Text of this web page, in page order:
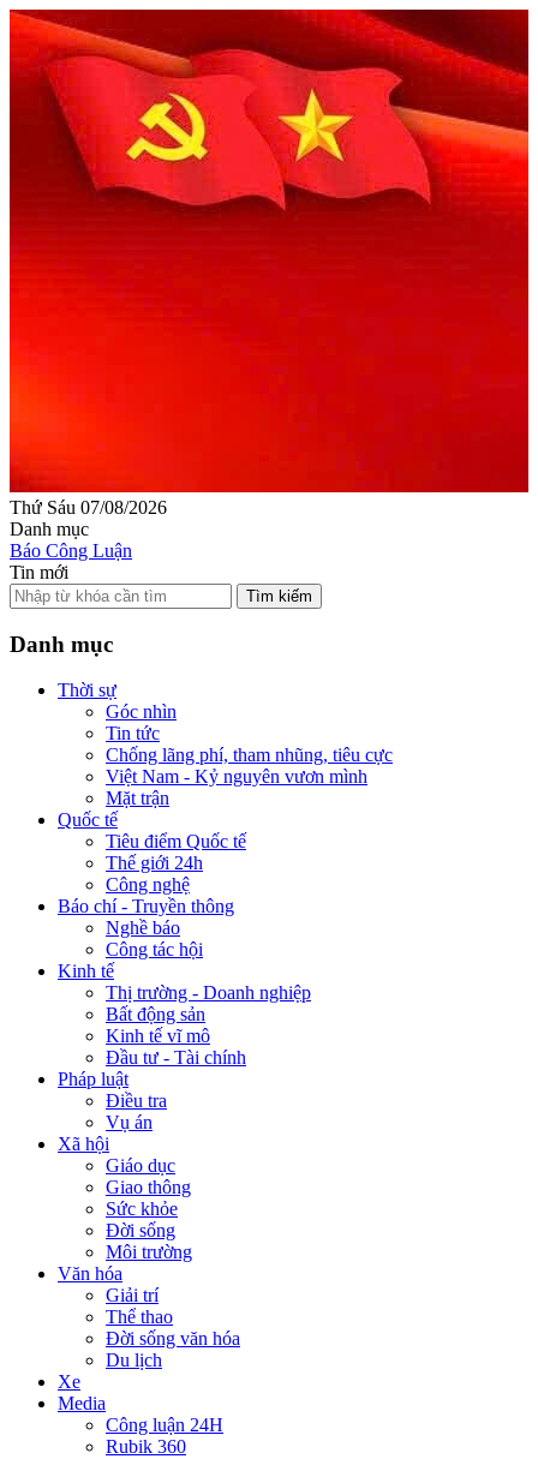
Thứ Sáu 07/08/2026
Danh mục
Báo Công Luận
Tin mới
Tìm kiếm
Danh mục
Thời sự
Góc nhìn
Tin tức
Chống lãng phí, tham nhũng, tiêu cực
Việt Nam - Kỷ nguyên vươn mình
Mặt trận
Quốc tế
Tiêu điểm Quốc tế
Thế giới 24h
Công nghệ
Báo chí - Truyền thông
Nghề báo
Công tác hội
Kinh tế
Thị trường - Doanh nghiệp
Bất động sản
Kinh tế vĩ mô
Đầu tư - Tài chính
Pháp luật
Điều tra
Vụ án
Xã hội
Giáo dục
Giao thông
Sức khỏe
Đời sống
Môi trường
Văn hóa
Giải trí
Thể thao
Đời sống văn hóa
Du lịch
Xe
Media
Công luận 24H
Rubik 360